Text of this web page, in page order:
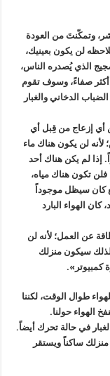
وتمكّنتَ من العودة
لن يكون بعينيك،
الذي يُصدره الناس،
أكثر صفاءً، وسوف تقوم
الدخاني والغبار
أي إزعاج من قِبل أي
لن يكون هناك ماء
إذا لم يكن هناك أحد
فلن تكون هناك مياه،
كان سيظل موجوداً
الهواء البارد
عن العمل؛ لأنه لن
لذلك سيكون منزلك
كمبيوتر».
طوال الوقت، لكننا
الهواء حولنا.
في حالة تحرك أيضاً.
ساكناً ويستقر